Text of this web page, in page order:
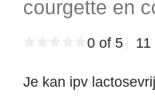
courgette en
0 of 5
Je kan ipv